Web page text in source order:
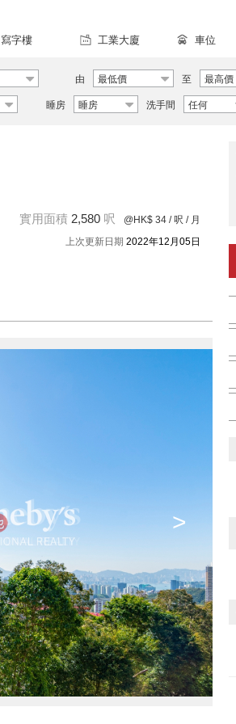
寫字樓 工業大廈 車位
由 最低價 至 最高價
睡房 睡房 洗手間 任何
實用面積 2,580 呎 @HK$ 34 / 呎 / 月
上次更新日期 2022年12月05日
>